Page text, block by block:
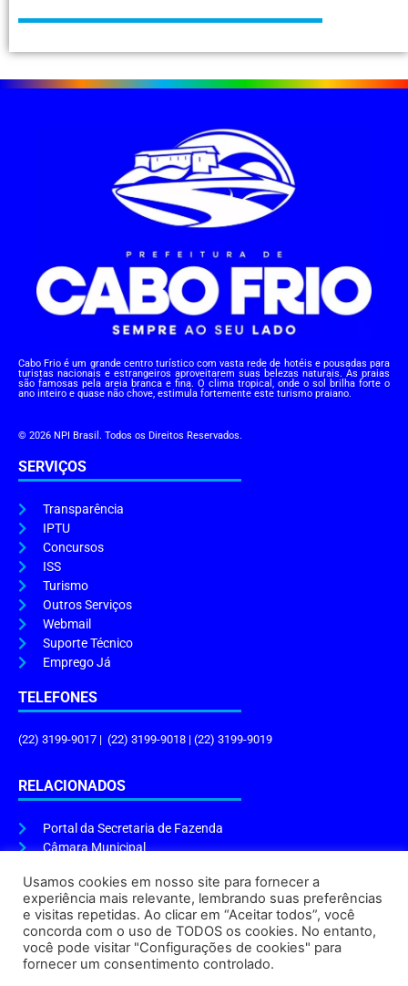
Cabo Frio é um grande centro turístico com vasta rede de hotéis e pousadas para
turistas nacionais e estrangeiros aproveitarem suas belezas naturais. As praias
são famosas pela areia branca e fina. O clima tropical, onde o sol brilha forte o
ano inteiro e quase não chove, estimula fortemente este turismo praiano.
© 2026 NPI Brasil. Todos os Direitos Reservados.
SERVIÇOS
Transparência
IPTU
Concursos
ISS
Turismo
Outros Serviços
Webmail
Suporte Técnico
Emprego Já
TELEFONES
(22) 3199-9017 | (22) 3199-9018 | (22) 3199-9019
RELACIONADOS
Portal da Secretaria de Fazenda
Câmara Municipal
ENDEREÇO E HORÁRIO
Endereço:Praça Tiradentes, s/n – Centro, Cabo Frio – RJ, 28906-290
Atendimento do Protocolo Geral da Prefeitura:9h às 16h
Usamos cookies em nosso site para fornecer a
experiência mais relevante, lembrando suas preferências
e visitas repetidas. Ao clicar em “Aceitar todos”, você
concorda com o uso de TODOS os cookies. No entanto,
você pode visitar "Configurações de cookies" para
fornecer um consentimento controlado.